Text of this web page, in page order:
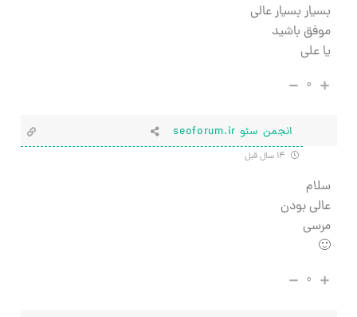
بسیار بسیار عالی
موفق باشید
یا علی
۰
انجمن سئو seoforum.ir
سلام
عالی بودن
مرسی
🙂
۰